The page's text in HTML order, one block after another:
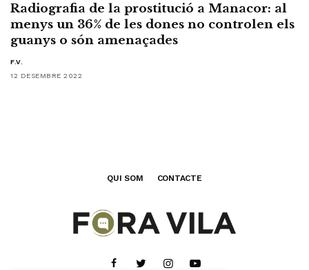
Radiografia de la prostitució a Manacor: al
menys un 36% de les dones no controlen els
guanys o són amenaçades
F.V.
12 DESEMBRE 2022
QUI SOM CONTACTE